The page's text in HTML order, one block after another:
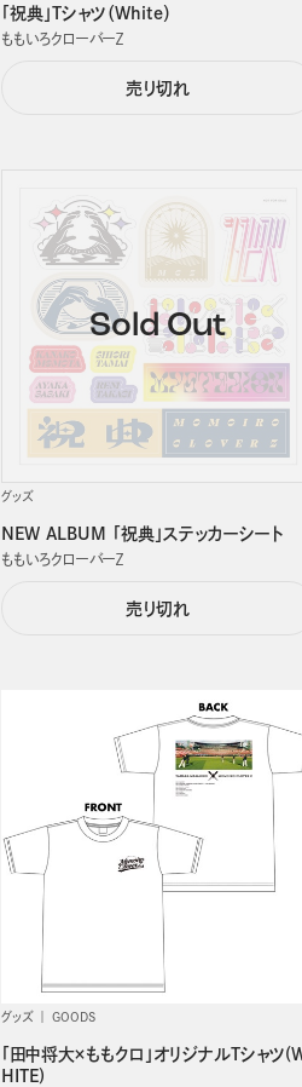
「祝典」Tシャツ（White）
ももいろクローバーＺ
売り切れ
グッズ
NEW ALBUM 「祝典」ステッカーシート
ももいろクローバーＺ
売り切れ
グッズ GOODS
「田中将大×ももクロ」オリジナルTシャツ
HITE)